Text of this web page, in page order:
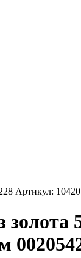
Артикул:
золота